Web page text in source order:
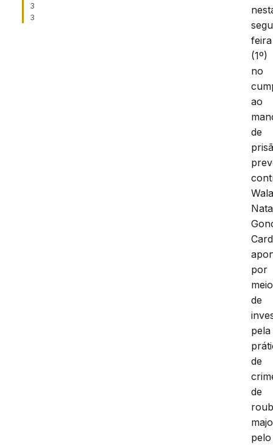
3
3
feira
(1º)
no
ao
de
por
meio
de
pela
de
de
pelo